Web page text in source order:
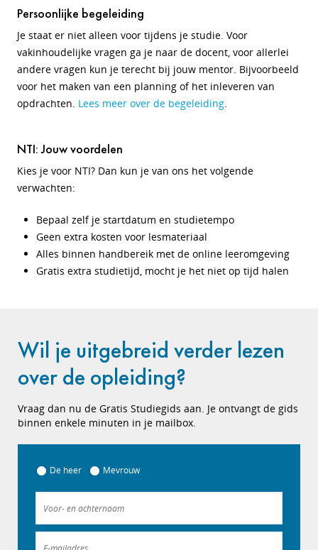
Persoonlijke begeleiding
Je staat er niet alleen voor tijdens je studie. Voor
vakinhoudelijke vragen ga je naar de docent, voor allerlei
andere vragen kun je terecht bij jouw mentor. Bijvoorbeeld
voor het maken van een planning of het inleveren van
opdrachten. Lees meer over de begeleiding.
NTI: Jouw voordelen
Kies je voor NTI? Dan kun je van ons het volgende
verwachten:
Bepaal zelf je startdatum en studietempo
Geen extra kosten voor lesmateriaal
Alles binnen handbereik met de online leeromgeving
Gratis extra studietijd, mocht je het niet op tijd halen
Wil je uitgebreid verder lezen
over de opleiding?
Vraag dan nu de Gratis Studiegids aan. Je ontvangt de gids
binnen enkele minuten in je mailbox.
De heer Mevrouw